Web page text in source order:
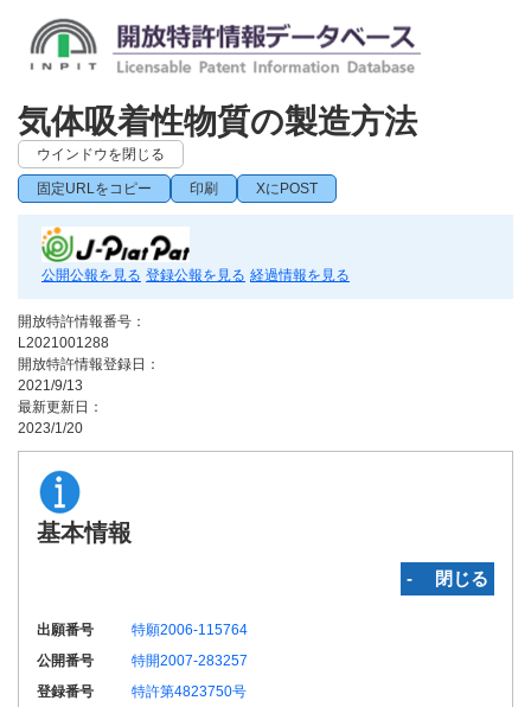
気体吸着性物質の製造方法
ウインドウを閉じる
固定URLをコピー 印刷 XにPOST
公開公報を見る 登録公報を見る 経過情報を見る
開放特許情報番号：
L2021001288
開放特許情報登録日：
2021/9/13
最新更新日：
2023/1/20
基本情報
‐ 閉じる
出願番号
特願2006-115764
公開番号
特開2007-283257
登録番号
特許第4823750号